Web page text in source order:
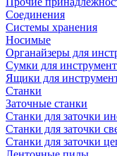
Соединения
Системы хранения
Носимые
Органайзеры для
Сумки для
Ящики для
Станки
Заточные станки
Станки для заточки
Станки для заточки
Станки для заточки